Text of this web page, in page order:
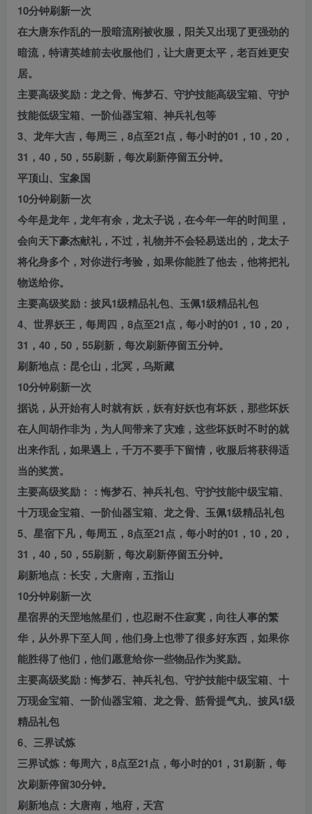
10分钟刷新一次
在大唐东作乱的一股暗流刚被收服，阳关又出现了更强劲的
暗流，特请英雄前去收服他们，让大唐更太平，老百姓更安
居。
主要高级奖励：龙之骨、悔梦石、守护技能高级宝箱、守护
技能低级宝箱、一阶仙器宝箱、神兵礼包等
3、龙年大吉，每周三，8点至21点，每小时的01，10，20，
31，40，50，55刷新，每次刷新停留五分钟。
平顶山、宝象国
10分钟刷新一次
今年是龙年，龙年有余，龙太子说，在今年一年的时间里，
会向天下豪杰献礼，不过，礼物并不会轻易送出的，龙太子
将化身多个，对你进行考验，如果你能胜了他去，他将把礼
物送给你。
主要高级奖励：披风1级精品礼包、玉佩1级精品礼包
4、世界妖王，每周四，8点至21点，每小时的01，10，20，
31，40，50，55刷新，每次刷新停留五分钟。
刷新地点：昆仑山，北冥，乌斯藏
10分钟刷新一次
据说，从开始有人时就有妖，妖有好妖也有坏妖，那些坏妖
在人间胡作非为，为人间带来了灾难，这些坏妖时不时的就
出来作乱，如果遇上，千万不要手下留情，收服后将获得适
当的奖赏。
主要高级奖励：：悔梦石、神兵礼包、守护技能中级宝箱、
十万现金宝箱、一阶仙器宝箱、龙之骨、玉佩1级精品礼包
5、星宿下凡，每周五，8点至21点，每小时的01，10，20，
31，40，50，55刷新，每次刷新停留五分钟。
刷新地点：长安，大唐南，五指山
10分钟刷新一次
星宿界的天罡地煞星们，也忍耐不住寂寞，向往人事的繁
华，从外界下至人间，他们身上也带了很多好东西，如果你
能胜得了他们，他们愿意给你一些物品作为奖励。
主要高级奖励：悔梦石、神兵礼包、守护技能中级宝箱、十
万现金宝箱、一阶仙器宝箱、龙之骨、筋骨提气丸、披风1级
精品礼包
6、三界试炼
三界试炼：每周六，8点至21点，每小时的01，31刷新，每
次刷新停留30分钟。
刷新地点：大唐南，地府，天宫